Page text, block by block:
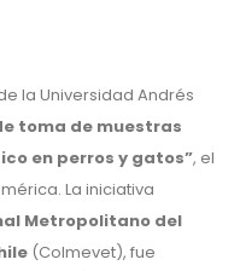
la Universidad Andrés
toma de muestras
en perros y gatos”, el
La iniciativa
Metropolitano del
(Colmevet), fue